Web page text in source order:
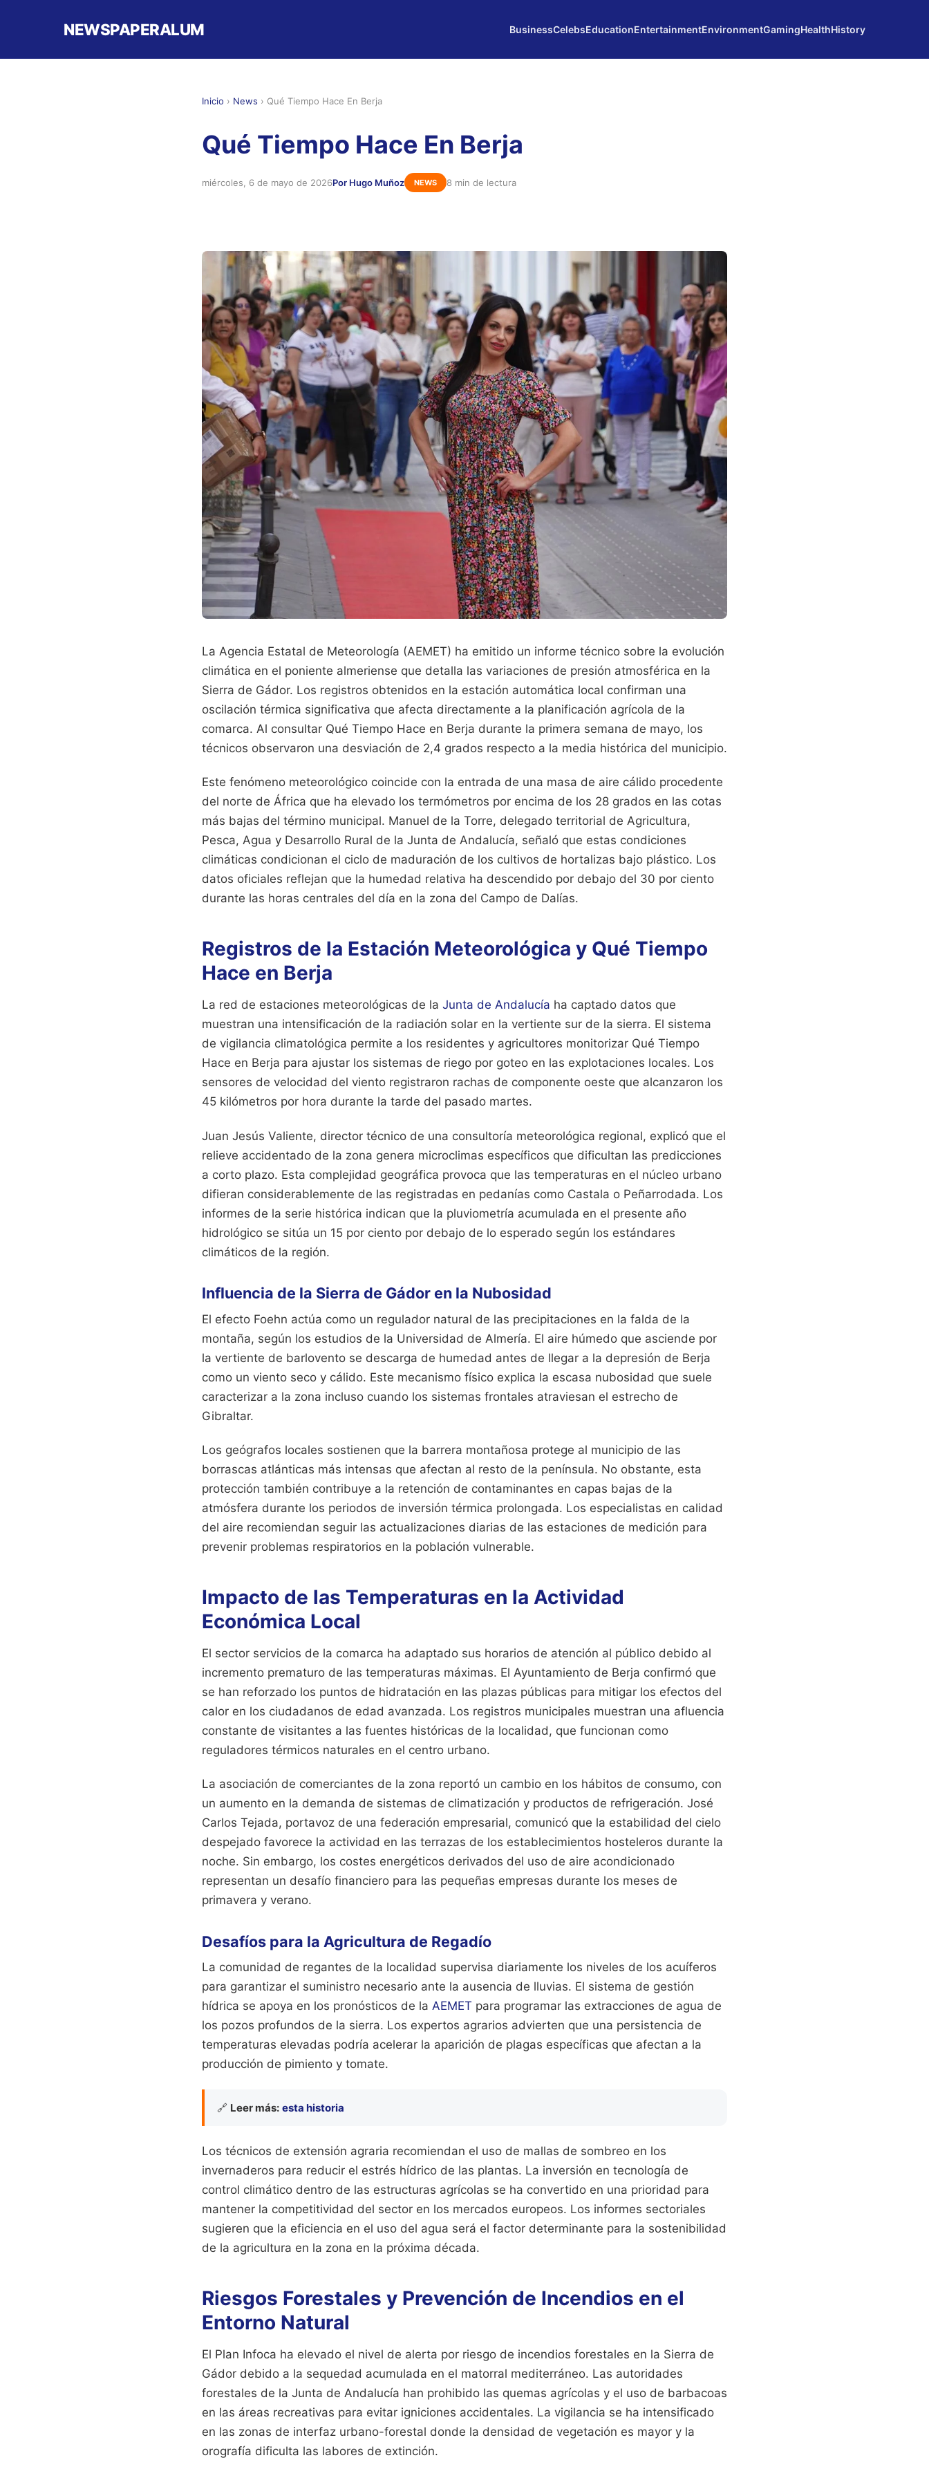
NEWSPAPERALUM BusinessCelebsEducationEntertainmentEnvironmentGamingHealthHistory
Inicio › News › Qué Tiempo Hace En Berja
Qué Tiempo Hace En Berja
miércoles, 6 de mayo de 2026Por Hugo Muñoz NEWS 8 min de lectura
La Agencia Estatal de Meteorología (AEMET) ha emitido un informe técnico sobre la evolución
climática en el poniente almeriense que detalla las variaciones de presión atmosférica en la
Sierra de Gádor. Los registros obtenidos en la estación automática local confirman una
oscilación térmica significativa que afecta directamente a la planificación agrícola de la
comarca. Al consultar Qué Tiempo Hace en Berja durante la primera semana de mayo, los
técnicos observaron una desviación de 2,4 grados respecto a la media histórica del municipio.
Este fenómeno meteorológico coincide con la entrada de una masa de aire cálido procedente
del norte de África que ha elevado los termómetros por encima de los 28 grados en las cotas
más bajas del término municipal. Manuel de la Torre, delegado territorial de Agricultura,
Pesca, Agua y Desarrollo Rural de la Junta de Andalucía, señaló que estas condiciones
climáticas condicionan el ciclo de maduración de los cultivos de hortalizas bajo plástico. Los
datos oficiales reflejan que la humedad relativa ha descendido por debajo del 30 por ciento
durante las horas centrales del día en la zona del Campo de Dalías.
Registros de la Estación Meteorológica y Qué Tiempo
Hace en Berja
La red de estaciones meteorológicas de la Junta de Andalucía ha captado datos que
muestran una intensificación de la radiación solar en la vertiente sur de la sierra. El sistema
de vigilancia climatológica permite a los residentes y agricultores monitorizar Qué Tiempo
Hace en Berja para ajustar los sistemas de riego por goteo en las explotaciones locales. Los
sensores de velocidad del viento registraron rachas de componente oeste que alcanzaron los
45 kilómetros por hora durante la tarde del pasado martes.
Juan Jesús Valiente, director técnico de una consultoría meteorológica regional, explicó que el
relieve accidentado de la zona genera microclimas específicos que dificultan las predicciones
a corto plazo. Esta complejidad geográfica provoca que las temperaturas en el núcleo urbano
difieran considerablemente de las registradas en pedanías como Castala o Peñarrodada. Los
informes de la serie histórica indican que la pluviometría acumulada en el presente año
hidrológico se sitúa un 15 por ciento por debajo de lo esperado según los estándares
climáticos de la región.
Influencia de la Sierra de Gádor en la Nubosidad
El efecto Foehn actúa como un regulador natural de las precipitaciones en la falda de la
montaña, según los estudios de la Universidad de Almería. El aire húmedo que asciende por
la vertiente de barlovento se descarga de humedad antes de llegar a la depresión de Berja
como un viento seco y cálido. Este mecanismo físico explica la escasa nubosidad que suele
caracterizar a la zona incluso cuando los sistemas frontales atraviesan el estrecho de
Gibraltar.
Los geógrafos locales sostienen que la barrera montañosa protege al municipio de las
borrascas atlánticas más intensas que afectan al resto de la península. No obstante, esta
protección también contribuye a la retención de contaminantes en capas bajas de la
atmósfera durante los periodos de inversión térmica prolongada. Los especialistas en calidad
del aire recomiendan seguir las actualizaciones diarias de las estaciones de medición para
prevenir problemas respiratorios en la población vulnerable.
Impacto de las Temperaturas en la Actividad
Económica Local
El sector servicios de la comarca ha adaptado sus horarios de atención al público debido al
incremento prematuro de las temperaturas máximas. El Ayuntamiento de Berja confirmó que
se han reforzado los puntos de hidratación en las plazas públicas para mitigar los efectos del
calor en los ciudadanos de edad avanzada. Los registros municipales muestran una afluencia
constante de visitantes a las fuentes históricas de la localidad, que funcionan como
reguladores térmicos naturales en el centro urbano.
La asociación de comerciantes de la zona reportó un cambio en los hábitos de consumo, con
un aumento en la demanda de sistemas de climatización y productos de refrigeración. José
Carlos Tejada, portavoz de una federación empresarial, comunicó que la estabilidad del cielo
despejado favorece la actividad en las terrazas de los establecimientos hosteleros durante la
noche. Sin embargo, los costes energéticos derivados del uso de aire acondicionado
representan un desafío financiero para las pequeñas empresas durante los meses de
primavera y verano.
Desafíos para la Agricultura de Regadío
La comunidad de regantes de la localidad supervisa diariamente los niveles de los acuíferos
para garantizar el suministro necesario ante la ausencia de lluvias. El sistema de gestión
hídrica se apoya en los pronósticos de la AEMET para programar las extracciones de agua de
los pozos profundos de la sierra. Los expertos agrarios advierten que una persistencia de
temperaturas elevadas podría acelerar la aparición de plagas específicas que afectan a la
producción de pimiento y tomate.
🔗 Leer más: esta historia
Los técnicos de extensión agraria recomiendan el uso de mallas de sombreo en los
invernaderos para reducir el estrés hídrico de las plantas. La inversión en tecnología de
control climático dentro de las estructuras agrícolas se ha convertido en una prioridad para
mantener la competitividad del sector en los mercados europeos. Los informes sectoriales
sugieren que la eficiencia en el uso del agua será el factor determinante para la sostenibilidad
de la agricultura en la zona en la próxima década.
Riesgos Forestales y Prevención de Incendios en el
Entorno Natural
El Plan Infoca ha elevado el nivel de alerta por riesgo de incendios forestales en la Sierra de
Gádor debido a la sequedad acumulada en el matorral mediterráneo. Las autoridades
forestales de la Junta de Andalucía han prohibido las quemas agrícolas y el uso de barbacoas
en las áreas recreativas para evitar igniciones accidentales. La vigilancia se ha intensificado
en las zonas de interfaz urbano-forestal donde la densidad de vegetación es mayor y la
orografía dificulta las labores de extinción.